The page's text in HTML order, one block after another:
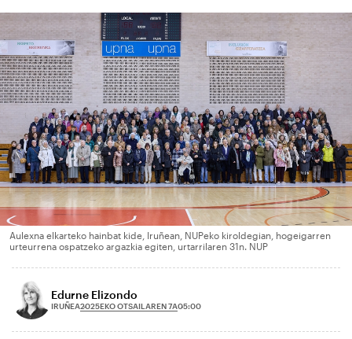
Aulexna elkarteko hainbat kide, Iruñean, NUPeko kiroldegian, hogeigarren
urteurrena ospatzeko argazkia egiten, urtarrilaren 31n. NUP
Edurne Elizondo
IRUÑEA2025EKO OTSAILAREN 7A05:00